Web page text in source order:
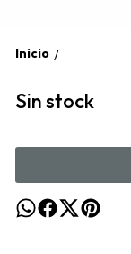
Inicio /
Sin stock